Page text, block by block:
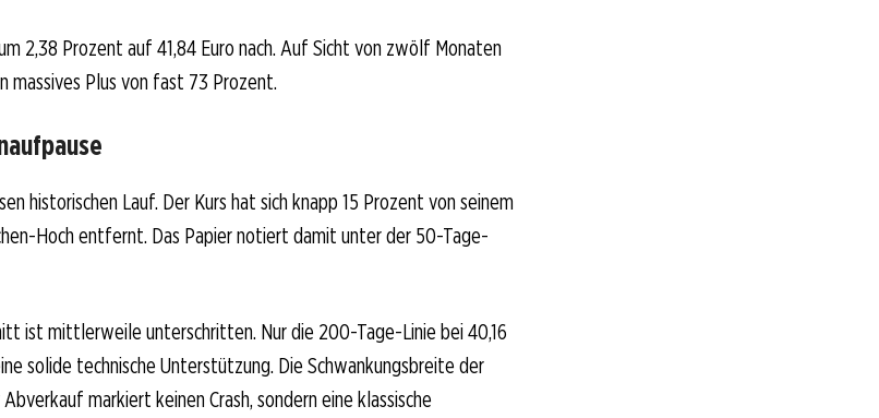
2,38 Prozent auf 41,84 Euro nach. Auf Sicht von zwölf Monaten
massives Plus von fast 73 Prozent.
historischen Lauf. Der Kurs hat sich knapp 15 Prozent von seinem
Hoch entfernt. Das Papier notiert damit unter der 50-Tage-
ist mittlerweile unterschritten. Nur die 200-Tage-Linie bei 40,16
solide technische Unterstützung. Die Schwankungsbreite der
markiert keinen Crash, sondern eine klassische